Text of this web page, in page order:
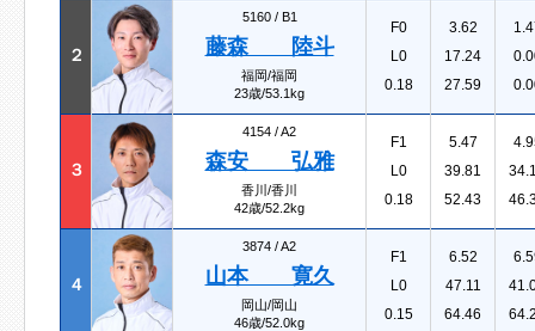
２
5160 / B1
藤森 陸斗
福岡/福岡
23歳/53.1kg
F0
L0
0.18
3.62
17.24
27.59
３
4154 /A2
森安 弘雅
香川/香川
42歳/52.2kg
F1
L0
0.18
5.47
39.81
52.43
４
3874 /A2
山本 寛久
岡山/岡山
46歳/52.0kg
F1
L0
0.15
6.52
47.11
64.46